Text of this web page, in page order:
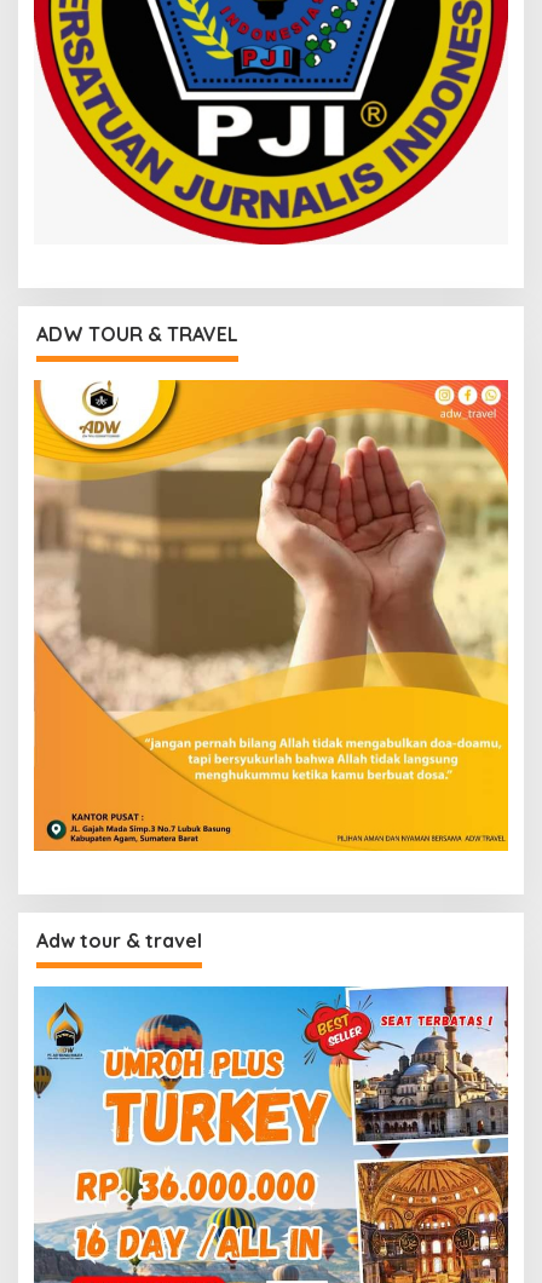
ADW TOUR & TRAVEL
Adw tour & travel